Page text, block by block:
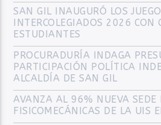
SAN GIL INAUGURÓ LOS
INTERCOLEGIADOS 2026 CON
ESTUDIANTES
PROCURADURÍA INDAGA
PARTICIPACIÓN POLÍTICA
ALCALDÍA DE SAN GIL
AVANZA AL 96% NUEVA SEDE
FISICOMECÁNICAS DE LA UIS